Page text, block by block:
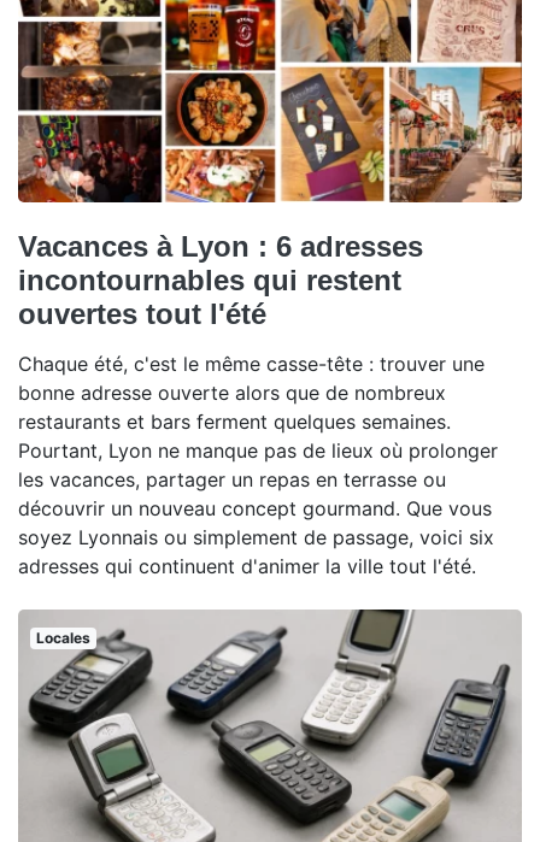
Vacances à Lyon : 6 adresses
incontournables qui restent
ouvertes tout l'été
Chaque été, c'est le même casse-tête : trouver une
bonne adresse ouverte alors que de nombreux
restaurants et bars ferment quelques semaines.
Pourtant, Lyon ne manque pas de lieux où prolonger
les vacances, partager un repas en terrasse ou
découvrir un nouveau concept gourmand. Que vous
soyez Lyonnais ou simplement de passage, voici six
adresses qui continuent d'animer la ville tout l'été.
Locales